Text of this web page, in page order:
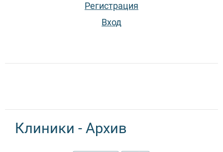
Регистрация
Вход
Клиники - Архив